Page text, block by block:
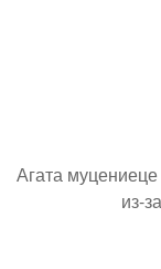
Агата
из-